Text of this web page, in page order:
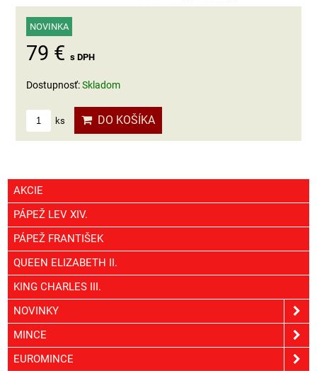
NOVINKA
79 € s DPH
Dostupnosť:Skladom
ks DO KOŠÍKA
AKCIE
PÁPEŽ LEV XIV.
PÁPEŽ FRANTIŠEK
QUEEN ELIZABETH II.
KING CHARLES III.
NOVINKY
MINCE
EUROMINCE